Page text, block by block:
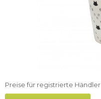
Preise für registrierte Händler